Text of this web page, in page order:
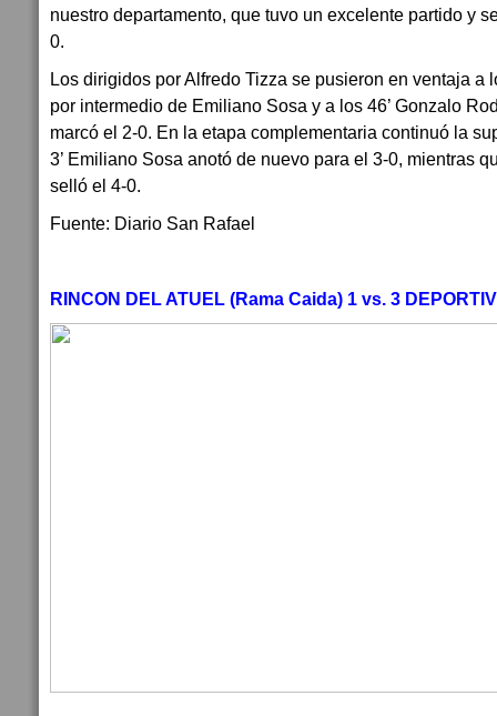
nuestro departamento, que tuvo un excelente partido y
0.
Los dirigidos por Alfredo Tizza se pusieron en ventaja a
por intermedio de Emiliano Sosa y a los 46’ Gonzalo
marcó el 2-0. En la etapa complementaria continuó la
3’ Emiliano Sosa anotó de nuevo para el 3-0, mientras
selló el 4-0.
Fuente: Diario San Rafael
RINCON DEL ATUEL (Rama Caida) 1 vs. 3